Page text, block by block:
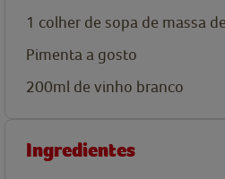
1 colher de sopa de massa
Pimenta a gosto
200ml de vinho branco
Ingredientes